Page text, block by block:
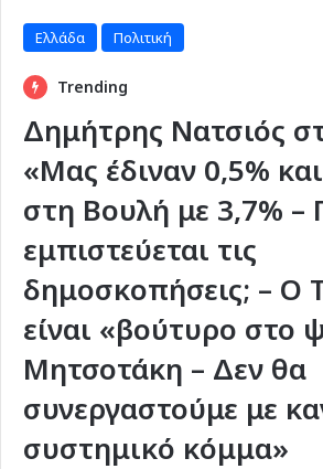
Ελλάδα Πολιτική
Trending
Δημήτρης Νατσιός
«Μας έδιναν 0,5%
στη Βουλή με 3,7% –
εμπιστεύεται τις
δημοσκοπήσεις; – Ο
είναι «βούτυρο στο
Μητσοτάκη – Δεν θα
συνεργαστούμε με
συστημικό κόμμα»